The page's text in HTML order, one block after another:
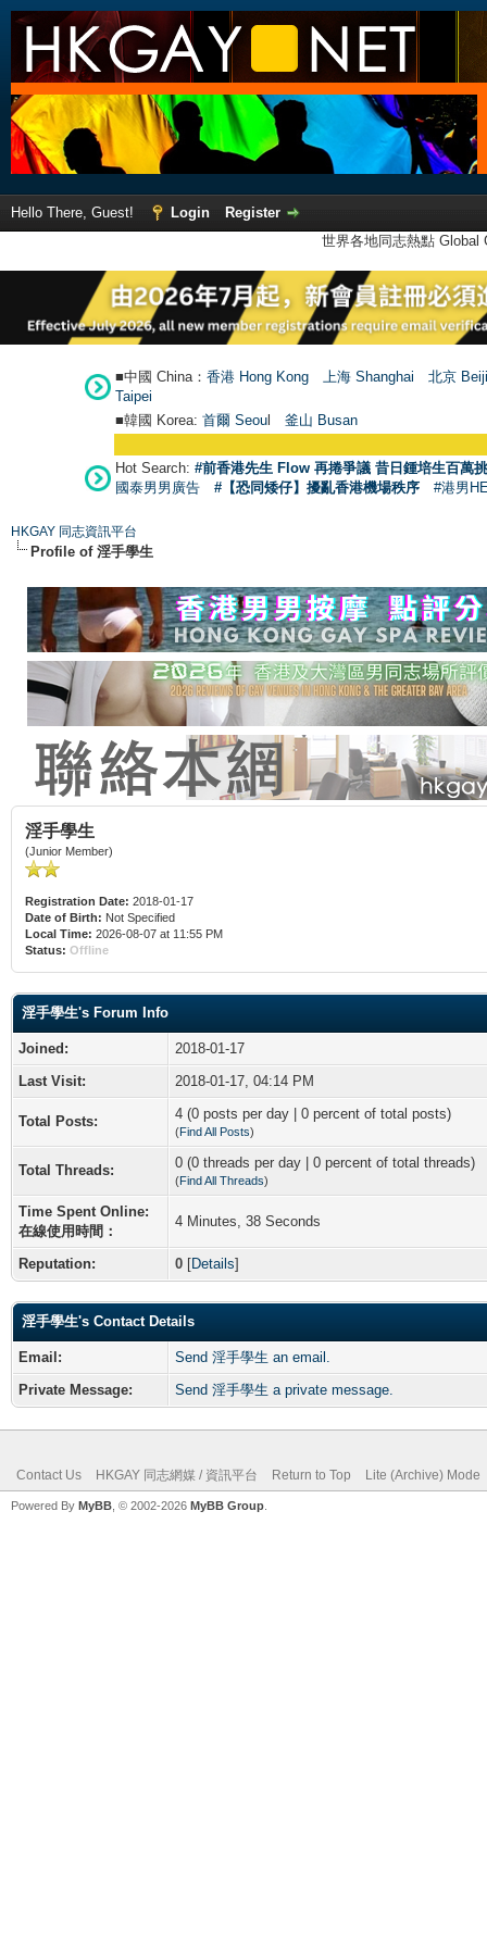
Hello There, Guest! Login
Register
世界各地同志熱點
■中國 China： 香港 Hong Kong 上海 Shanghai
北京
Taipei
■韓國 Korea: 首爾 Seoul 釜山 Busan
Hot Search: #前香港先生 Flow 再捲爭議 昔日鍾培生百萬
國泰男男廣告
#【恐同矮仔】擾亂香港機場秩序 #港男
HKGAY 同志資訊平台
Profile of 淫手學生
淫手學生
(Junior Member)
Registration Date: 2018-01-17
Date of Birth: Not Specified
Local Time: 2026-08-07 at 11:55 PM
Status: Offline
淫手學生's Forum Info
Joined:
2018-01-17
Last Visit:
2018-01-17, 04:14 PM
Total Posts: 4 (0 posts per day | 0 percent of total posts)
(Find All Posts)
Total Threads: 0 (0 threads per day | 0 percent of total threads)
(Find All Threads)
Time Spent Online:
在線使用時間：
4 Minutes, 38 Seconds
Reputation: 0 [Details]
淫手學生's Contact Details
Email:
Send 淫手學生 an email.
Private Message:
Send 淫手學生 a private message.
Contact Us HKGAY 同志網媒 / 資訊平台 Return to Top Lite (Archive) Mode
Powered By MyBB , © 2002-2026 MyBB Group